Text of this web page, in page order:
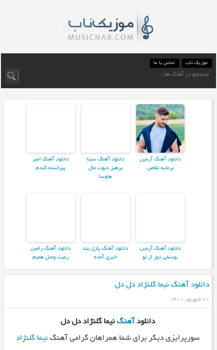
موزیک ناب تماس با ما
دانلود آهنگ آرمین
برمایه تقاص
دانلود آهنگ سینا
پرهیز دیوت مال
هاوسا
دانلود آهنگ امیر
پیراسته گندم
دانلود آهنگ آرمین
یوسفی دور از تو
دانلود آهنگ پازل بند
خبری آمده
دانلود آهنگ رامین
رعیت وصل همیم
دانلود آهنگ نیما گلنژاد دل دل
۲۰ شهریور ۱۴۰۱
دانلود آهنگنیما گلنژاد دل دل
سورپرایزی دیگر برای شما همراهان گرامی آهنگ نیما گلنژاد